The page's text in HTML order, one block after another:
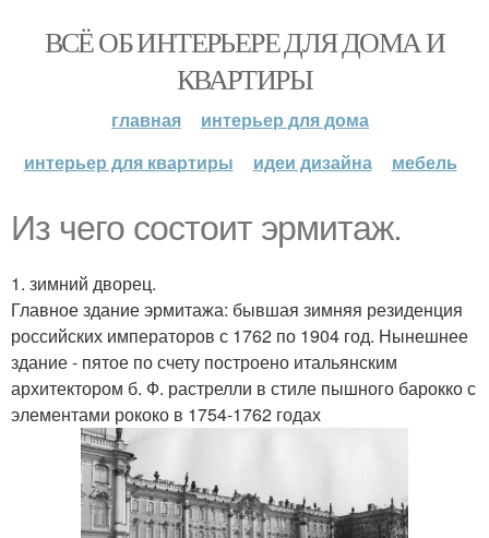
ВСЁ ОБ ИНТЕРЬЕРЕ ДЛЯ ДОМА И
КВАРТИРЫ
главная
интерьер для дома
интерьер для квартиры
идеи дизайна мебель
Из чего состоит эрмитаж.
1. зимний дворец.
Главное здание эрмитажа: бывшая зимняя резиденция
российских императоров с 1762 по 1904 год. Нынешнее
здание - пятое по счету построено итальянским
архитектором б. Ф. растрелли в стиле пышного барокко с
элементами рококо в 1754-1762 годах